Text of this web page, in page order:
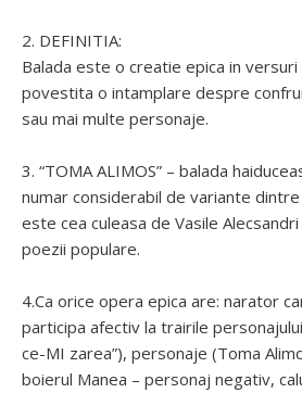
2. DEFINITIA:
Balada este o creatie epica in
povestita o intamplare despre
sau mai multe personaje.
3. “TOMA ALIMOS” – balada
numar considerabil de variante
este cea culeasa de Vasile
poezii populare.
4.Ca orice opera epica are: narator
participa afectiv la trairile
ce-MI zarea”), personaje (Toma
boierul Manea – personaj negativ,